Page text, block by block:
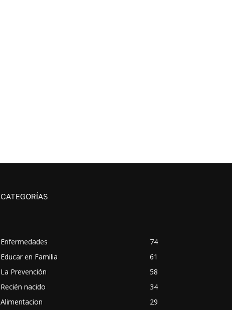
CATEGORÍAS
Enfermedades
74
Educar en Familia
61
La Prevención
58
Recién nacido
34
Alimentacion
29